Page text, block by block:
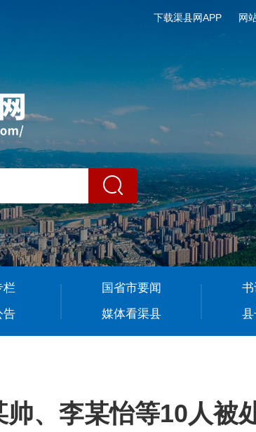
下载渠县网APP 网
栏 国省市要闻
书
告 媒体看渠县 县
、李某怡等10人被